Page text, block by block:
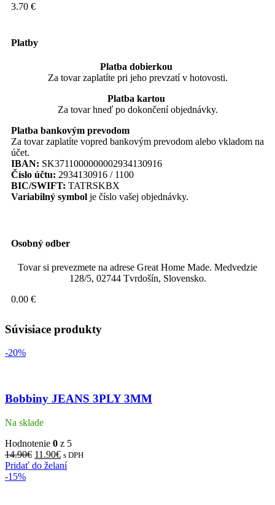
3.70 €
Platby
Platba dobierkou
Za tovar zaplatíte pri jeho prevzatí v hotovosti.
Platba kartou
Za tovar hneď po dokončení objednávky.
Platba bankovým prevodom
Za tovar zaplatíte vopred bankovým prevodom alebo vkladom na
účet.
IBAN: SK3711000000002934130916
Číslo účtu: 2934130916 / 1100
BIC/SWIFT: TATRSKBX
Variabilný symbol je číslo vašej objednávky.
Osobný odber
Tovar si prevezmete na adrese Great Home Made. Medvedzie
128/5, 02744 Tvrdošín, Slovensko.
0.00 €
Súvisiace produkty
-20%
Bobbiny JEANS 3PLY 3MM
Na sklade
Hodnotenie 0 z 5
14.90€ 11.90€ s DPH
Pridať do želaní
-15%